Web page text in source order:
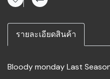
รายละเอียดสินค้า
Bloody monday Last